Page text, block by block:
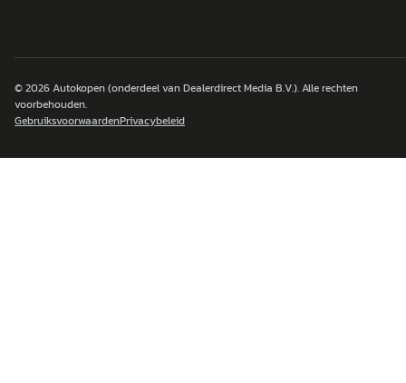
© 2026Autokopen(onderdeel van Dealerdirect Media B.V.). Alle rechten
voorbehouden.
GebruiksvoorwaardenPrivacybeleid